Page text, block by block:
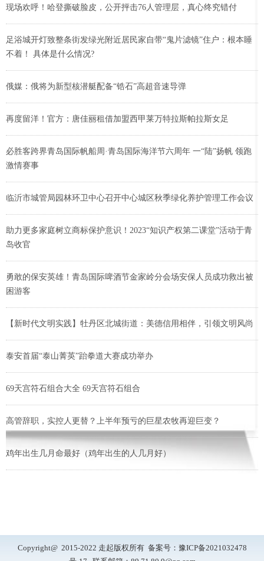
现场欢呼！哈登撕破脸皮，公开抨击76人管理层，真心终究错付
足浴城开灯致整条街发绿光附近居民家自带“鬼片滤镜”住户：根本睡
不着！ 具体是什么情况?
俄媒：俄将为新型核潜艇配备“锆石”高超音速导弹
再度留洋！官方：唐佳丽租借加盟西甲莱万特拉斯帕拉斯女足
必胜客跨界青岛国际帆船周·青岛国际海洋节六周年 一“陆”扬帆 领跑
激情赛事
临沂市城管局园林环卫中心召开中心城区秋季绿化养护管理工作会议
助力更多家庭树立商标保护意识！2023“知识产权第二课堂”活动于青
岛收官
勇敢的保安英雄！青岛国际啤酒节金家岭分会场安保人员成功救出被
困游客
【新时代文明实践】牡丹区北城街道：美德信用相伴，引领文明风尚
泰安首届“泰山菁英”跆拳道大赛成功举办
69天宫符石组合大全 69天宫符石组合
高管辞职，实控人更替？上半年预亏的巨星农牧再迎巨变？
鸡年出生几月命最好（鸡年出生的人几月好）
Copyright@ 2015-2022 走起版权所有 备案号： 豫ICP备2021032478